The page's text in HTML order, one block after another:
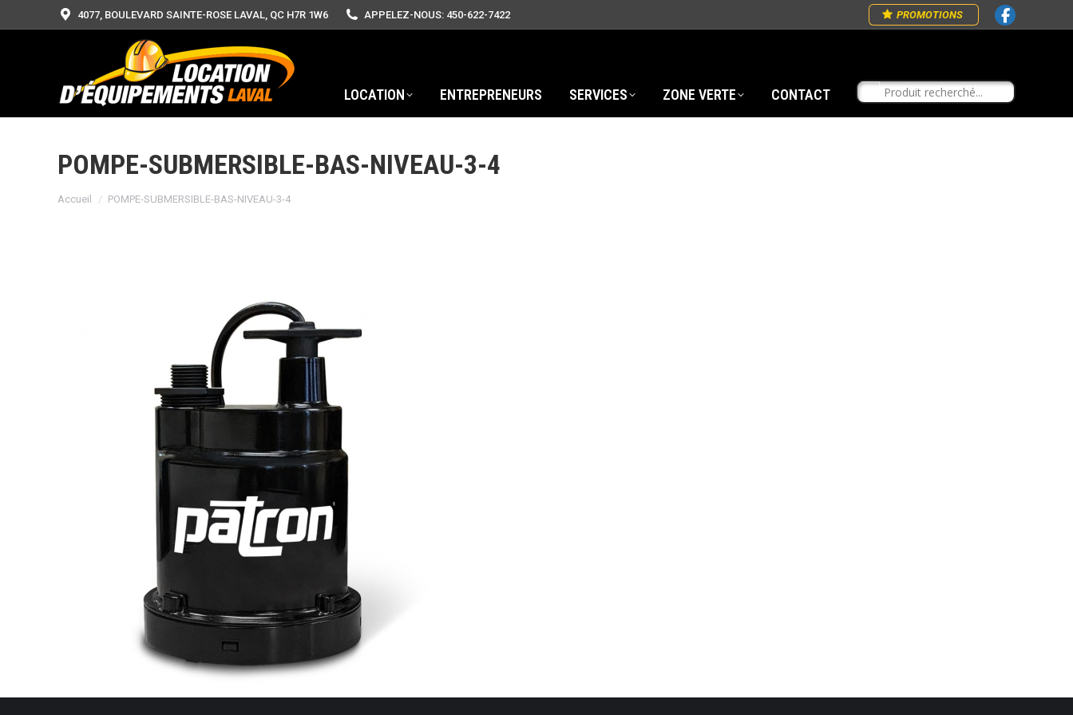
4077, BOULEVARD SAINTE-ROSE LAVAL, QC H7R 1W6 APPELEZ-NOUS: 450-622-7422 PROMOTIONS
LOCATION ENTREPRENEURS SERVICES ZONE VERTE CONTACT
POMPE-SUBMERSIBLE-BAS-NIVEAU-3-4
Vous êtes ici :
Accueil POMPE-SUBMERSIBLE-BAS-NIVEAU-3-4